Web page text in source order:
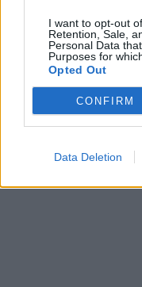
I want to opt-out
Retention, Sale,
Personal Data
Purposes for
Opted Out
CONFIRM
Data Deletion